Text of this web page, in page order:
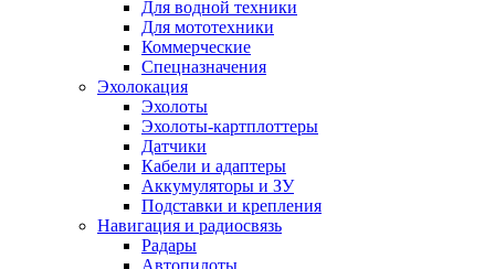
Для водной техники
Для мототехники
Коммерческие
Спецназначения
Эхолокация
Эхолоты
Эхолоты-картплоттеры
Датчики
Кабели и адаптеры
Аккумуляторы и ЗУ
Подставки и крепления
Навигация и радиосвязь
Радары
Автопилоты